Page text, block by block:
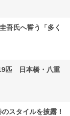
吾氏へ誓う「多く
匹 日本橋・八重
スタイルを披露！